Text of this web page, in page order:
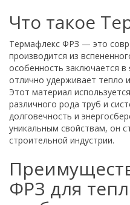
Что такое
Термафлекс ФРЗ — это
производится из
особенность заключается в
отлично удерживает тепло
Этот материал
различного рода труб и
долговечность и
уникальным свойствам, он
строительной индустрии.
ФРЗ для